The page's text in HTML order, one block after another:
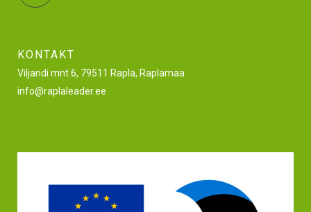
KONTAKT
Viljandi mnt 6, 79511 Rapla, Raplamaa
info@raplaleader.ee